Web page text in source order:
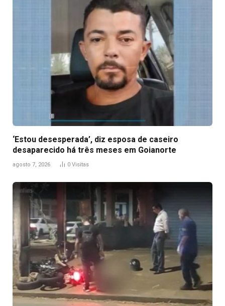
‘Estou desesperada’, diz esposa de caseiro
desaparecido há três meses em Goianorte
agosto 7, 2026 0 Visitas